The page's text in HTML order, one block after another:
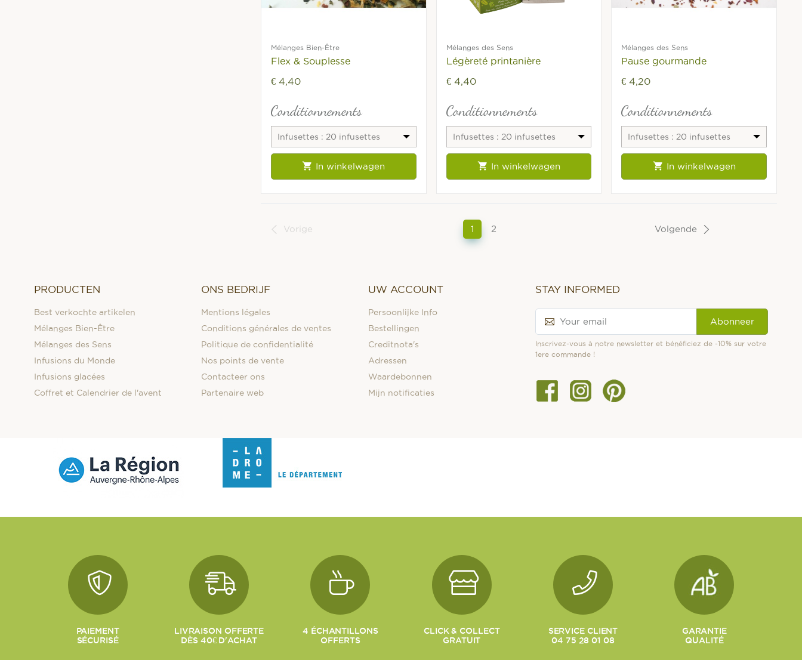
Mélanges Bien-Être
Flex & Souplesse
€ 4,40
Conditionnements
Infusettes : 20 infusettes
 In winkelwagen
Mélanges des Sens
Légèreté printanière
€ 4,40
Conditionnements
Infusettes : 20 infusettes
 In winkelwagen
Mélanges des Sens
Pause gourmande
€ 4,20
Conditionnements
Infusettes : 20 infusettes
 In winkelwagen
Vorige 1 2 Volgende
PRODUCTEN
Best verkochte artikelen
Mélanges Bien-Être
Mélanges des Sens
Infusions du Monde
Infusions glacées
Coffret et Calendrier de l'avent
ONS BEDRIJF
Mentions légales
Conditions générales de ventes
Politique de confidentialité
Nos points de vente
Contacteer ons
Partenaire web
UW ACCOUNT
Persoonlijke Info
Bestellingen
Creditnota's
Adressen
Waardebonnen
Mijn notificaties
STAY INFORMED
Abonneer
Inscrivez-vous à notre newsletter et bénéficiez de -10% sur votre
1ere commande !
PAIEMENT
SÉCURISÉ
LIVRAISON OFFERTE
DÈS 40€ D'ACHAT
4 ÉCHANTILLONS
OFFERTS
CLICK & COLLECT
GRATUIT
SERVICE CLIENT
04 75 28 01 08
GARANTIE
QUALITÉ